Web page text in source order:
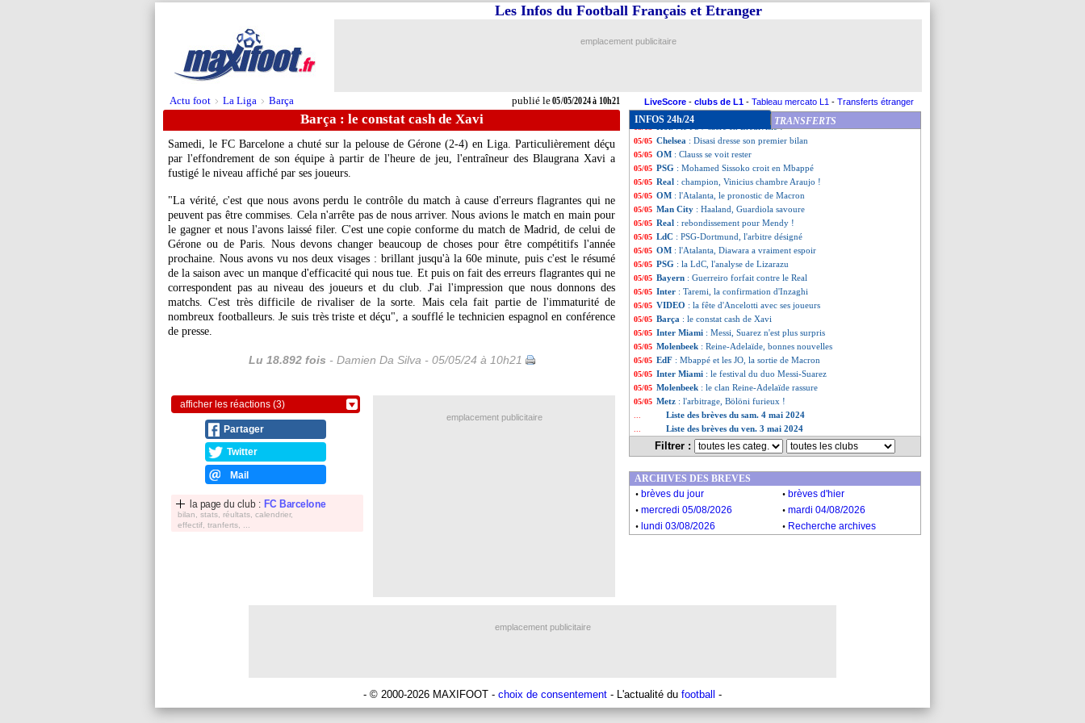
Actu foot > La Liga > Barça publié le05/05/2024 à 10h21
Les Infos du Football Français et Etranger
emplacement publicitaire
LiveScore - clubs de L1 - Tableau mercato L1 - Transferts étranger
Barça : le constat cash de Xavi
Samedi, le FC Barcelone a chuté sur la pelouse de Gérone (2-4) en Liga. Particulièrement déçu
par l'effondrement de son équipe à partir de l'heure de jeu, l'entraîneur des Blaugrana Xavi a
fustigé le niveau affiché par ses joueurs.
"La vérité, c'est que nous avons perdu le contrôle du match à cause d'erreurs flagrantes qui ne
peuvent pas être commises. Cela n'arrête pas de nous arriver. Nous avions le match en main pour
le gagner et nous l'avons laissé filer. C'est une copie conforme du match de Madrid, de celui de
Gérone ou de Paris. Nous devons changer beaucoup de choses pour être compétitifs l'année
prochaine. Nous avons vu nos deux visages : brillant jusqu'à la 60e minute, puis c'est le résumé
de la saison avec un manque d'efficacité qui nous tue. Et puis on fait des erreurs flagrantes qui ne
correspondent pas au niveau des joueurs et du club. J'ai l'impression que nous donnons des
matchs. C'est très difficile de rivaliser de la sorte. Mais cela fait partie de l'immaturité de
nombreux footballeurs. Je suis très triste et déçu", a soufflé le technicien espagnol en conférence
de presse.
Lu 18.892 fois - Damien Da Silva - 05/05/24 à 10h21
afficher les réactions (3)
Partager
Twitter
Mail
la page du club : FC Barcelone
bilan, stats, réultats, calendrier,
effectif, tranferts, ...
INFOS 24h/24 TRANSFERTS
05/05 Roma: Sanches, retour acté au PSG
05/05 Ang.: le show Chelsea, Aston Villa battu
05/05 PSG
05/05 Naples: Osimhen, une menace pour le PSG ?
05/05 Man City: Haaland, un animal pour J. Redknapp
: le PSV sacré en Eredivisie !
05/05 Chelsea : Disasi dresse son premier bilan
05/05 OM : Clauss se voit rester
05/05 PSG : Mohamed Sissoko croit en Mbappé
05/05 Real : champion, Vinicius chambre Araujo !
05/05 OM : l'Atalanta, le pronostic de Macron
05/05 Man City : Haaland, Guardiola savoure
05/05 Real : rebondissement pour Mendy !
05/05 LdC : PSG-Dortmund, l'arbitre désigné
05/05 OM : l'Atalanta, Diawara a vraiment espoir
05/05 PSG : la LdC, l'analyse de Lizarazu
05/05 Bayern : Guerreiro forfait contre le Real
05/05 Inter : Taremi, la confirmation d'Inzaghi
05/05 VIDEO : la fête d'Ancelotti avec ses joueurs
05/05 Barça : le constat cash de Xavi
05/05 Inter Miami : Messi, Suarez n'est plus surpris
05/05 Molenbeek : Reine-Adelaïde, bonnes nouvelles
05/05 EdF : Mbappé et les JO, la sortie de Macron
05/05 Inter Miami : le festival du duo Messi-Suarez
05/05 Molenbeek : le clan Reine-Adelaïde rassure
05/05 Metz : l'arbitrage, Bölöni furieux !
Liste des brèves du sam. 4 mai 2024
Liste des brèves du ven. 3 mai 2024
Filtrer :
emplacement publicitaire
ARCHIVES DES BREVES
. brèves du jour . brèves d'hier
. mercredi 05/08/2026 . mardi 04/08/2026
. lundi 03/08/2026 . Recherche archives
emplacement publicitaire
- © 2000-2026 MAXIFOOT - choix de consentement - L'actualité du football -